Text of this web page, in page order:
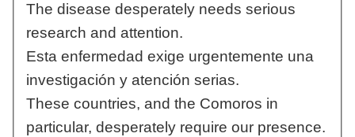
The disease desperately needs serious
research and attention.
Esta enfermedad exige urgentemente una
investigación y atención serias.
These countries, and the Comoros in
particular, desperately require our presence.